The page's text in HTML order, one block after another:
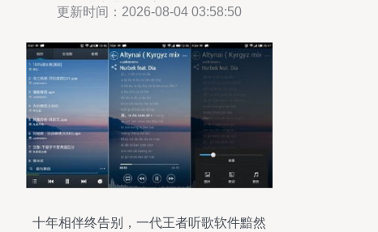
进产业集群高质量发展
更新时间：2026-08-04 03:58:50
十年相伴终告别，一代王者听歌软件黯然